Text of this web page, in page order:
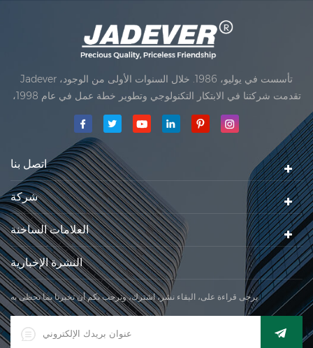
Jadever تأسست في يوليو، 1986. خلال السنوات الأولى من الوجود،
تقدمت شركتنا في الابتكار التكنولوجي وتطوير خطة عمل في عام 1998،
حققت شركتنا هدف الجودة الرئيسية، متى تلقت أول منتجاتنا موافقة من
مقياس المحدودةكان تأسيس تقع من
اتصل بنا
شركة
العلامات الساخنة
النشرة الإخبارية
يرجى قراءة على، البقاء نشر، اشترك، ونرحب بكم أن تخبرنا بما تحظى به.